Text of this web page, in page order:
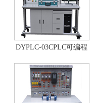
DYPLC-03CPLC可编程
统、自动控制原理综合
实验台